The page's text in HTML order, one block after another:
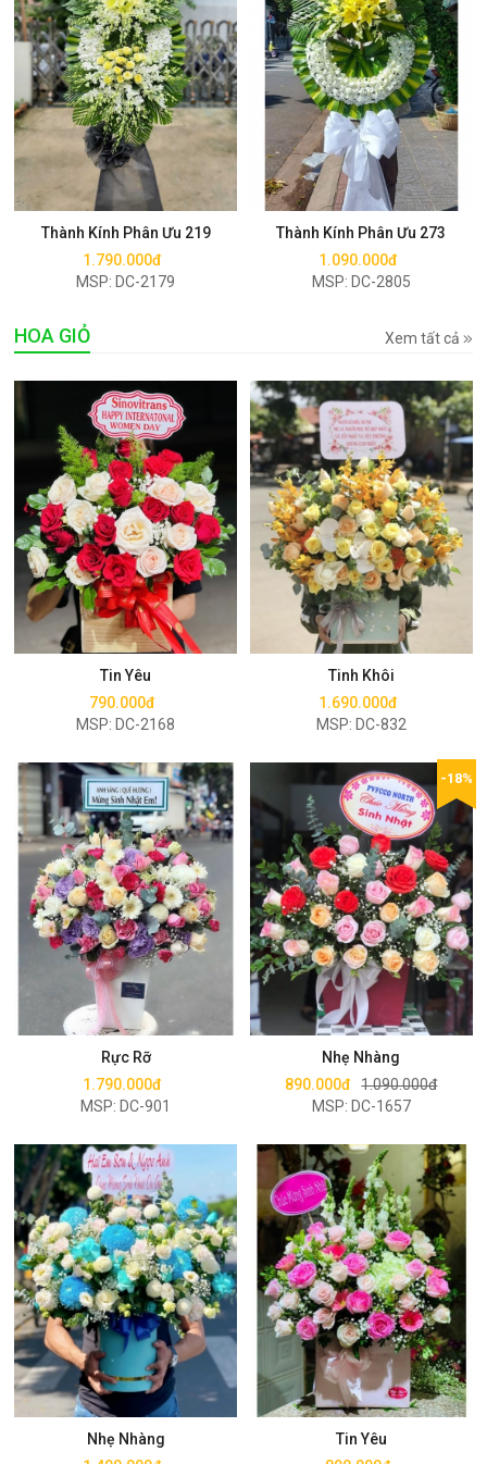
Thành Kính Phân Ưu 219
1.790.000đ
MSP: DC-2179
Mua ngay
Thành Kính Phân Ưu 273
1.090.000đ
MSP: DC-2805
Mua ngay
HOA GIỎ Xem tất cả
Tin Yêu
790.000đ
MSP: DC-2168
Mua ngay
Tinh Khôi
1.690.000đ
MSP: DC-832
Mua ngay
Rực Rỡ
1.790.000đ
MSP: DC-901
Mua ngay
Nhẹ Nhàng
890.000đ 1.090.000đ
MSP: DC-1657
-18%
Mua ngay
Nhẹ Nhàng
Mua ngay
Tin Yêu
Mua ngay